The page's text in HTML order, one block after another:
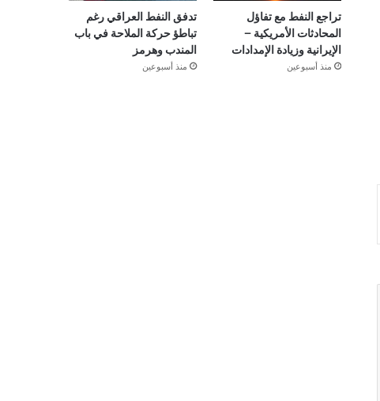
تراجع النفط مع تفاؤل
المحادثات الأمريكية –
الإيرانية وزيادة الإمدادات
منذ أسبوعين
تدفق النفط العراقي رغم
تباطؤ حركة الملاحة في باب
المندب وهرمز
منذ أسبوعين